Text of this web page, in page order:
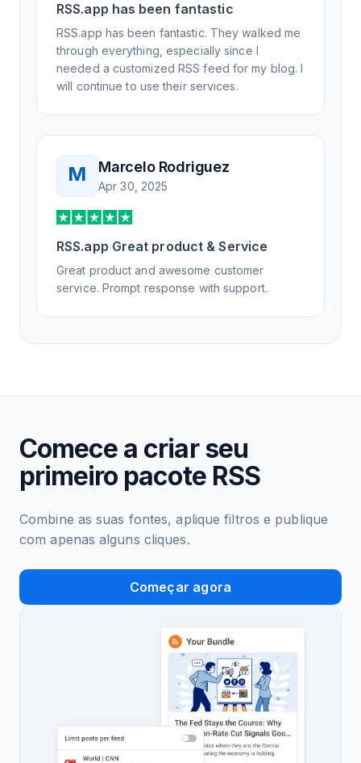
RSS.app has been fantastic
RSS.app has been fantastic. They walked me
through everything, especially since I
needed a customized RSS feed for my blog. I
will continue to use their services.
M Marcelo Rodriguez
Apr 30, 2025
RSS.app Great product & Service
Great product and awesome customer
service. Prompt response with support.
Comece a criar seu
primeiro pacote RSS
Combine as suas fontes, aplique filtros e publique
com apenas alguns cliques.
Começar agora